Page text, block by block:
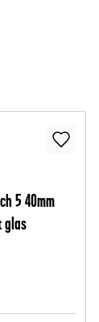
5 40mm
glas